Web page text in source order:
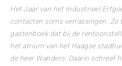
Het Jaar van het Industrieel
contacten soms verrassingen.
gastenboek dat bij de
het atrium van het Haagse
de heer Wanders. Daarin schreef